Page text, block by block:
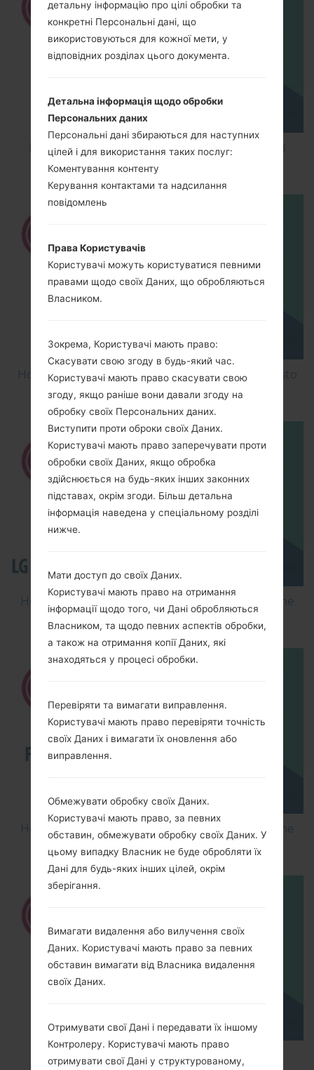
How to Factory Reset through code on LG K8
M200E?
How to Factory Reset through menu on LG Aristo
MS210?
How to Flash Stock Firmware on LG Smartphone
using LG Flash Tool 2014?
How to Flash Stock Firmware on LG Smartphone
using LG UP?
How to Hard Reset on LG G5 H850?
детальну інформацію про цілі обробки та
конкретні Персональні дані, що
використовуються для кожної мети, у
відповідних розділах цього документа.
Детальна інформація щодо обробки
Персональних даних
Персональні дані збираються для наступних
цілей і для використання таких послуг:
Коментування контенту
Керування контактами та надсилання
повідомлень
Права Користувачів
Користувачі можуть користуватися певними
правами щодо своїх Даних, що обробляються
Власником.
Зокрема, Користувачі мають право:
Скасувати свою згоду в будь-який час.
Користувачі мають право скасувати свою
згоду, якщо раніше вони давали згоду на
обробку своїх Персональних даних.
Виступити проти оброки своїх Даних.
Користувачі мають право заперечувати проти
обробки своїх Даних, якщо обробка
здійснюється на будь-яких інших законних
підставах, окрім згоди. Більш детальна
інформація наведена у спеціальному розділі
нижче.
Мати доступ до своїх Даних.
Користувачі мають право на отримання
інформації щодо того, чи Дані обробляються
Власником, та щодо певних аспектів обробки,
а також на отримання копії Даних, які
знаходяться у процесі обробки.
Перевіряти та вимагати виправлення.
Користувачі мають право перевіряти точність
своїх Даних і вимагати їх оновлення або
виправлення.
Обмежувати обробку своїх Даних.
Користувачі мають право, за певних
обставин, обмежувати обробку своїх Даних. У
цьому випадку Власник не буде обробляти їх
Дані для будь-яких інших цілей, окрім
зберігання.
Вимагати видалення або вилучення своїх
Даних. Користувачі мають право за певних
обставин вимагати від Власника видалення
своїх Даних.
Отримувати свої Дані і передавати їх іншому
Контролеру. Користувачі мають право
отримувати свої Дані у структурованому,